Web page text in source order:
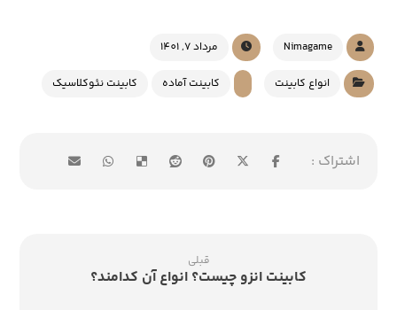
Nimagame مرداد 7, 1401
انواع کابینت کابینت آماده کابینت نئوکلاسیک
قبلی
کابینت انزو چیست؟ انواع آن کدامند؟